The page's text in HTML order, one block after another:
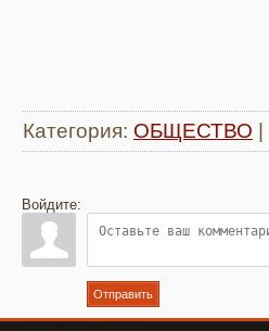
Категория: ОБЩЕСТВО
Войдите:
Отправить